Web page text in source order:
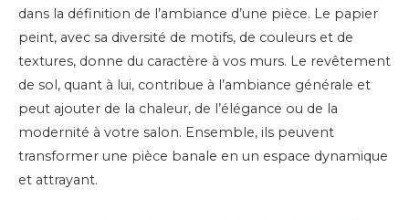
dans la définition de l’ambiance d’une pièce. Le papier
peint, avec sa diversité de motifs, de couleurs et de
textures, donne du caractère à vos murs. Le revêtement
de sol, quant à lui, contribue à l’ambiance générale et
peut ajouter de la chaleur, de l’élégance ou de la
modernité à votre salon. Ensemble, ils peuvent
transformer une pièce banale en un espace dynamique
et attrayant.